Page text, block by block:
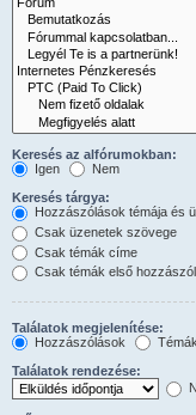
Keresés az alfórumokban:
Igen
Nem
Keresés tárgya:
Hozzászólások témája és
Csak üzenetek szövege
Csak témák címe
Csak témák első
Találatok megjelenítése:
Hozzászólások
Témák
Találatok rendezése: